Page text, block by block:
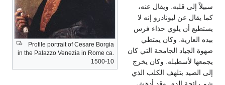
Profile portrait of Cesare Borgia
in the Palazzo Venezia in Rome ca.
1500-10
سبيلاً إلى قلبه. ويقال عنه،
كما يقال عن ليونادرو إنه لا
يستطيع أن يلوي حذاء فرس
بيده العارية. وكان يمتطي
صهوة الجياد الجامحة التي كان
يجمعها لأسطبله. وكان يخرج
إلى الصيد بتلهف الكلب الذي
شم رائحة الدم. وقد أدهش